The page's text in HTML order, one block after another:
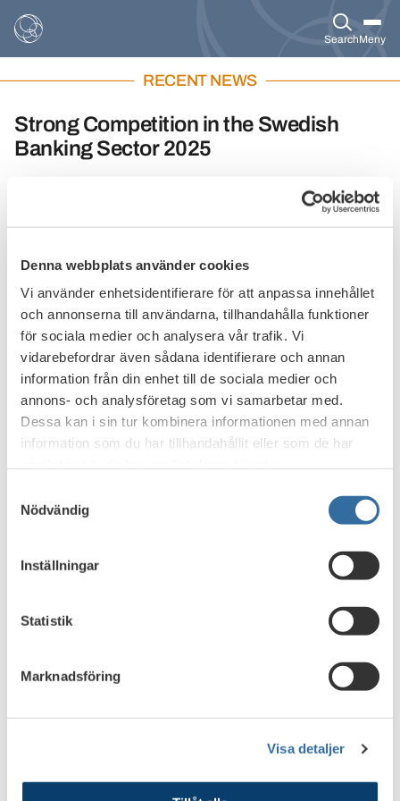
Denna webbplats använder cookies
Vi använder enhetsidentifierare för att anpassa innehållet
och annonserna till användarna, tillhandahålla funktioner
för sociala medier och analysera vår trafik. Vi
vidarebefordrar även sådana identifierare och annan
information från din enhet till de sociala medier och
annons- och analysföretag som vi samarbetar med.
Dessa kan i sin tur kombinera informationen med annan
information som du har tillhandahållit eller som de har
Nödvändig
Inställningar
Statistik
Marknadsföring
Visa detaljer
SearchMeny
RECENT NEWS
Strong Competition in the Swedish
Banking Sector 2025
Market shares in the Swedish banking sector shift
over time, and customer mobility is high. Swedish
banks are cost-efficient, and mortgage interest rates
are some of the key findings in a new report by
Copenhagen Economics, which analyzes banking
competition in Sweden.
Publicerat den14 oktober 2025